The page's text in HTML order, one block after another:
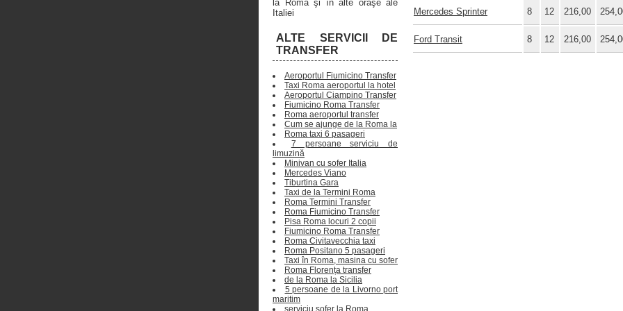
Mercedes Sprinter 8 12 216,00
Ford Transit 8 12 216,00
la Roma şi în alte oraşe ale
Italiei
ALTE SERVICII DE
TRANSFER
Aeroportul Fiumicino Transfer
Taxi Roma aeroportul la hotel
Aeroportul Ciampino Transfer
Fiumicino Roma Transfer
Roma aeroportul transfer
Cum se ajunge de la Roma la
Roma taxi 6 pasageri
7 persoane serviciu de
limuzină
Minivan cu sofer Italia
Mercedes Viano
Tiburtina Gara
Taxi de la Termini Roma
Roma Termini Transfer
Roma Fiumicino Transfer
Pisa Roma locuri 2 copii
Fiumicino Roma Transfer
Roma Civitavecchia taxi
Roma Positano 5 pasageri
Taxi în Roma, masina cu sofer
Roma Florența transfer
de la Roma la Sicilia
5 persoane de la Livorno port
maritim
serviciu sofer la Roma